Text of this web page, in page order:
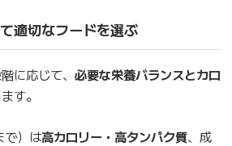
適切なフードを選ぶ
に応じて、 必要な栄養バランスとカロ
す。
で）は高カロリー・高タンパク質、成